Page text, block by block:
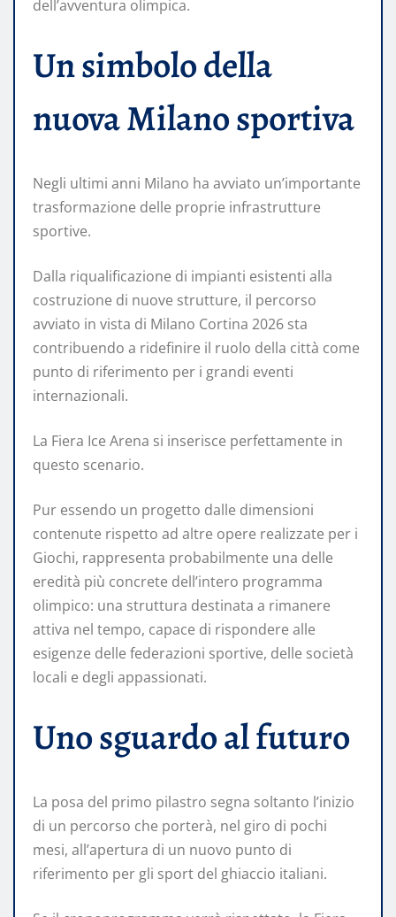
dell’avventura olimpica.
Un simbolo della
nuova Milano sportiva
Negli ultimi anni Milano ha avviato un’importante
trasformazione delle proprie infrastrutture
sportive.
Dalla riqualificazione di impianti esistenti alla
costruzione di nuove strutture, il percorso
avviato in vista di Milano Cortina 2026 sta
contribuendo a ridefinire il ruolo della città come
punto di riferimento per i grandi eventi
internazionali.
La Fiera Ice Arena si inserisce perfettamente in
questo scenario.
Pur essendo un progetto dalle dimensioni
contenute rispetto ad altre opere realizzate per i
Giochi, rappresenta probabilmente una delle
eredità più concrete dell’intero programma
olimpico: una struttura destinata a rimanere
attiva nel tempo, capace di rispondere alle
esigenze delle federazioni sportive, delle società
locali e degli appassionati.
Uno sguardo al futuro
La posa del primo pilastro segna soltanto l’inizio
di un percorso che porterà, nel giro di pochi
mesi, all’apertura di un nuovo punto di
riferimento per gli sport del ghiaccio italiani.